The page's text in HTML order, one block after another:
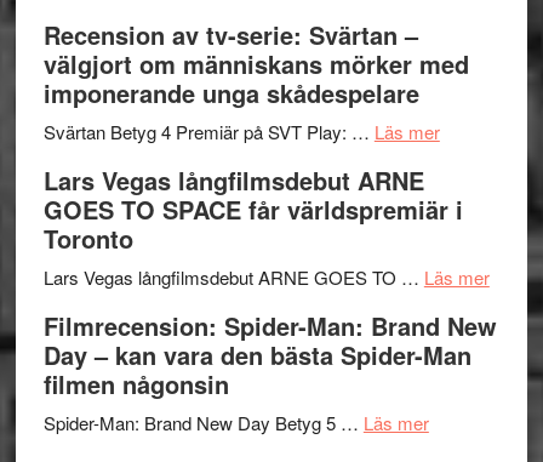
rolig
spännande
Jackie
i
valet
Vem
styra
Recension av tv-serie: Svärtan –
välgjort om människans mörker med
imponerande unga skådespelare
Svärtan Betyg 4 Premiär på SVT Play: … Läs merom
tv-
Svärtan
välgjort
om
Lars Vegas långfilmsdebut ARNE
GOES TO SPACE får världspremiär i
Toronto
Lars Vegas långfilmsdebut ARNE GOES TO … Läs merom
Vegas
Filmrecension: Spider-Man: Brand New
Day – kan vara den bästa Spider-Man
filmen någonsin
Spider-Man: Brand New Day Betyg 5 … Läs merom